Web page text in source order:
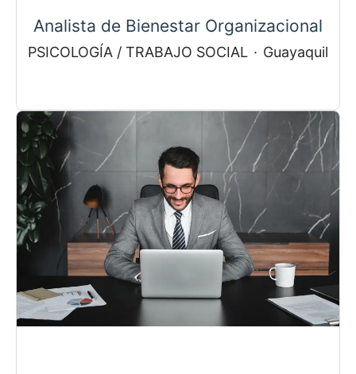
Analista de Bienestar Organizacional
PSICOLOGÍA / TRABAJO SOCIAL · Guayaquil